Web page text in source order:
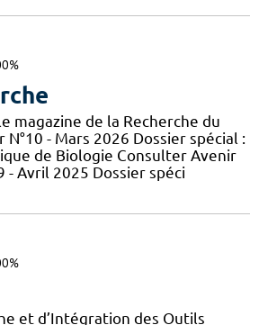
magazine de la Recherche du
- Mars 2026 Dossier spécial :
de Biologie Consulter Avenir
- Avril 2025 Dossier spéci
et d’Intégration des Outils